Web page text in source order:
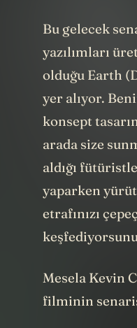
Bu gelecek
yazılımları
olduğu Earth
yer alıyor.
konsept
arada size
aldığı
yaparken
etrafınızı
Mesela Kevin
filminin